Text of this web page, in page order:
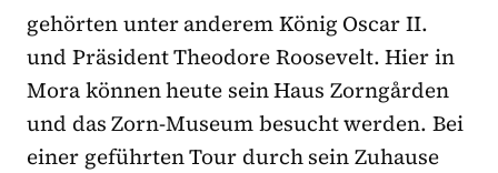
gehörten unter anderem König Oscar II.
und Präsident Theodore Roosevelt. Hier in
Mora können heute sein Haus Zorngården
und das Zorn-Museum besucht werden. Bei
einer geführten Tour durch sein Zuhause